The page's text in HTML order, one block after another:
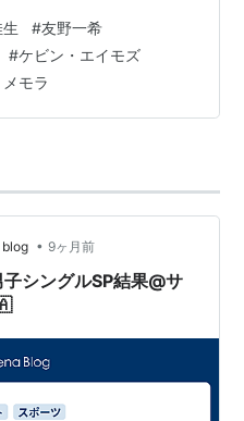
#友野一希
#ケビン・エイモズ
モラ
blog • 9ヶ月前
シングルSP結果@サ